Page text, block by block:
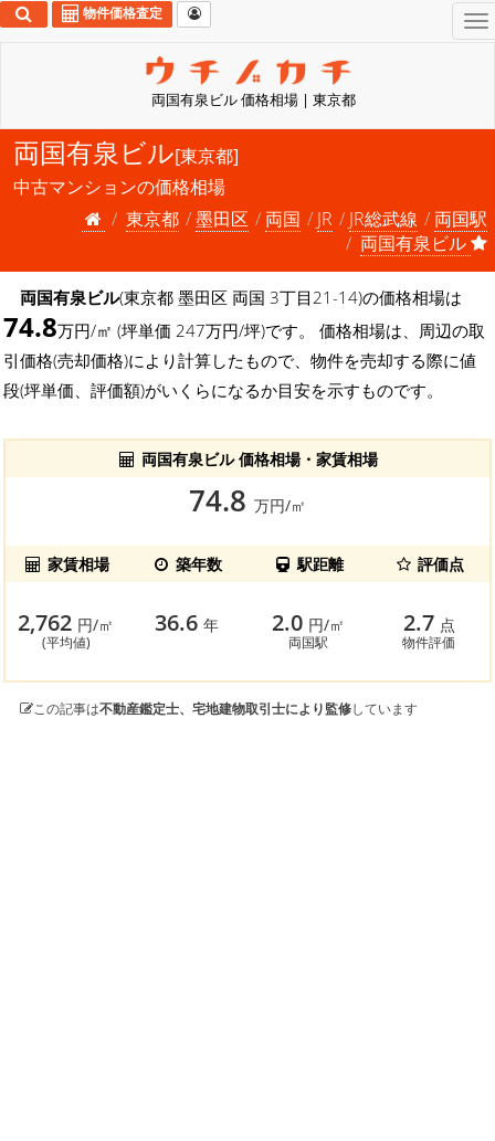
両国有泉ビル 価格相場 | 東京都
物件価格査定
両国有泉ビル[東京都]
中古マンションの価格相場
東京都
墨田区 両国 JR JR総武線
両国駅
両国有泉ビル
両国有泉ビル(東京都 墨田区 両国 3丁目21-14)の価格相場は
74.8万円/㎡ (坪単価 247万円/坪)です。 価格相場は、周辺の取
引価格(売却価格)により計算したもので、物件を売却する際に値
段(坪単価、評価額)がいくらになるか目安を示すものです。
両国有泉ビル 価格相場・家賃相場
74.8 万円/㎡
家賃相場 築年数 駅距離 評価点
2,762 円/㎡
(平均値)
36.6年 2.0 円/㎡
両国駅
2.7 点
物件評価
この記事は不動産鑑定士、宅地建物取引士により監修しています